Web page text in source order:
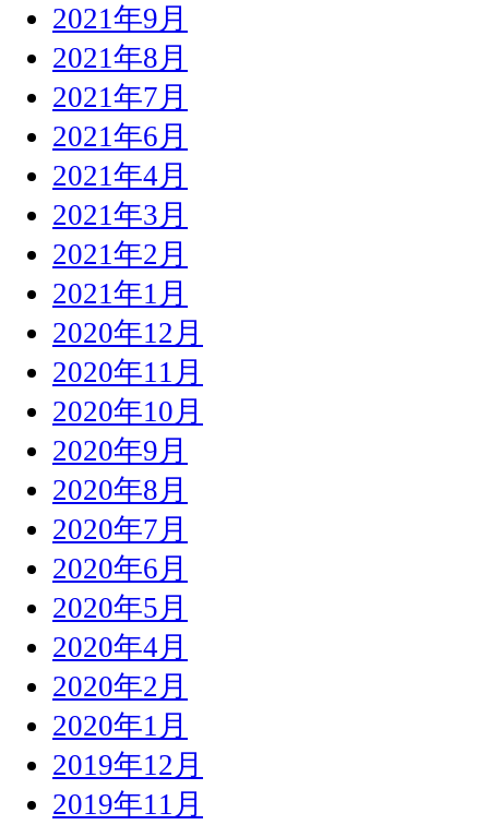
2021年9月
2021年8月
2021年7月
2021年6月
2021年4月
2021年3月
2021年2月
2021年1月
2020年12月
2020年11月
2020年10月
2020年9月
2020年8月
2020年7月
2020年6月
2020年5月
2020年4月
2020年2月
2020年1月
2019年12月
2019年11月